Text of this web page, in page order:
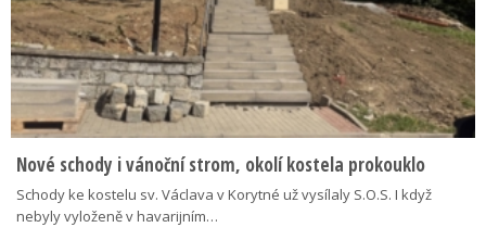
Nové schody i vánoční strom, okolí kostela prokouklo
Schody ke kostelu sv. Václava v Korytné už vysílaly S.O.S. I když
nebyly vyloženě v havarijním…